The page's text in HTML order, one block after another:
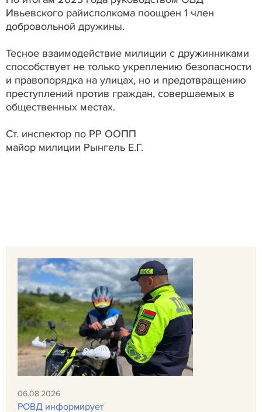
Ивьевского райисполкома поощрен 1 член
добровольной дружины.
Тесное взаимодействие милиции с дружинниками
способствует не только укреплению безопасности
и правопорядка на улицах, но и предотвращению
преступлений против граждан, совершаемых в
общественных местах.
Ст. инспектор по РР ООПП
майор милиции Рынгель Е.Г.
06.08.2026
РОВД информирует